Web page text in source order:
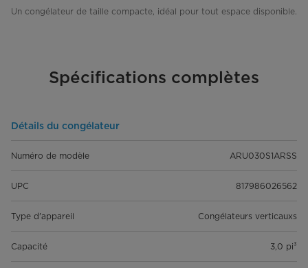
Un congélateur de taille compacte, idéal pour tout espace disponible.
Spécifications complètes
Détails du congélateur
Numéro de modèle ARU030S1ARSS
UPC 817986026562
Type d'appareil Congélateurs verticauxs
Capacité 3,0 pi³